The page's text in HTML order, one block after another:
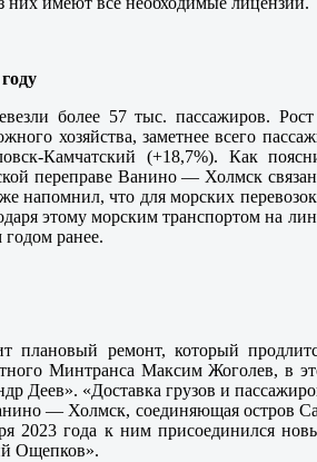
более 57 тыс. пассажиров.
хозяйства, заметнее всего
Камчатский (+18,7%). Как
переправе Ванино — Холмск
напомнил, что для морских
этому морским транспортом на
годом ранее.
плановый ремонт, который
Минтранса Максим Жоголев,
Деев». «Доставка грузов и
— Холмск, соединяющая остров
2023 года к ним присоединился
Ощепков».